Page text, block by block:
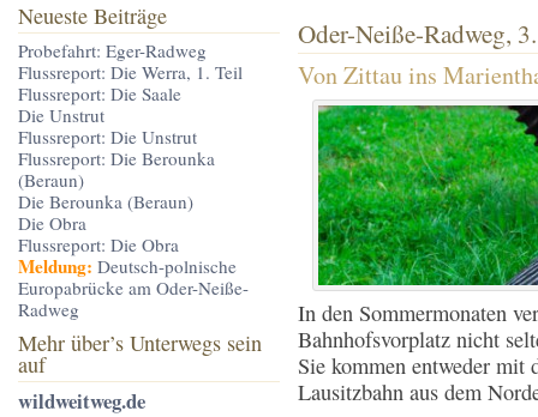
Neueste Beiträge
Probefahrt: Eger-Radweg
Flussreport: Die Werra, 1. Teil
Flussreport: Die Saale
Die Unstrut
Flussreport: Die Unstrut
Flussreport: Die Berounka
(Beraun)
Die Berounka (Beraun)
Die Obra
Flussreport: Die Obra
Meldung: Deutsch-polnische
Europabrücke am Oder-Neiße-
Radweg
Mehr über’s Unterwegs sein
auf
wildweitweg.de
Oder-Neiße-Radweg,
Von Zittau ins
In den Sommermonaten
Bahnhofsvorplatz nicht
Sie kommen entweder mit
Lausitzbahn aus dem